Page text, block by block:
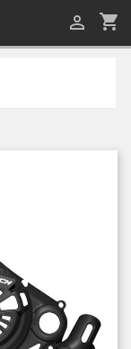
shopping_cart
